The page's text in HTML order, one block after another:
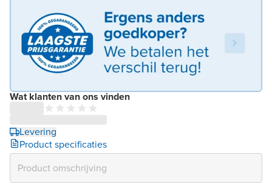
Wat klanten van ons vinden
Levering
Product specificaties